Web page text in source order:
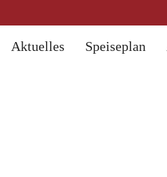
Aktuelles Speiseplan